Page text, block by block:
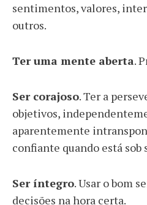
sentimentos, valores,
outros.
Ter uma mente aberta.
Ser corajoso. Ter a
objetivos,
aparentemente
confiante quando está sob
Ser íntegro. Usar o bom
decisões na hora certa.